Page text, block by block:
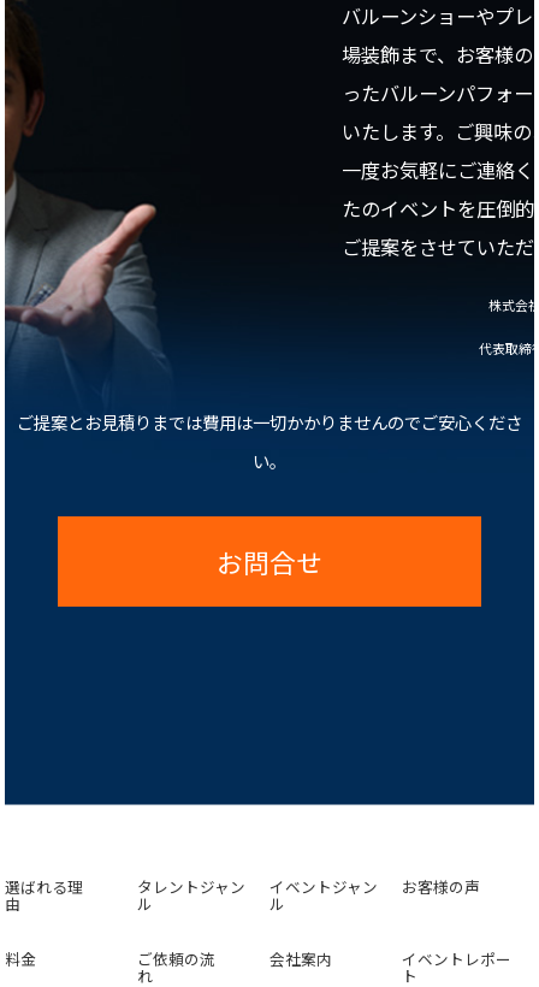
バルーンショーやプ
場装飾まで、お客様
ったバルーンパフォ
いたします。ご興味
一度お気軽にご連絡
たのイベントを圧倒
ご提案をさせていた
株式会
代表取締
ご提案とお見積りまでは費用は一切かかりませんのでご安心くださ
い。
お問合せ
選ばれる理
由
タレントジャン
ル
イベントジャン
ル
お客様の声
料金 ご依頼の流
れ
会社案内 イベントレポー
ト